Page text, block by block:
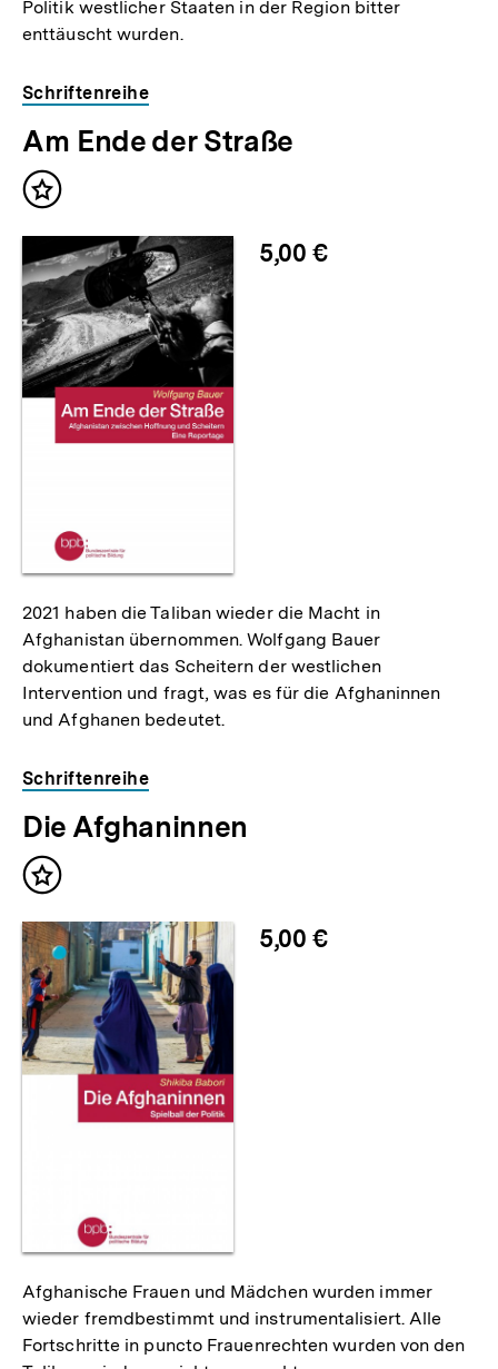
Politik westlicher Staaten in der Region bitter
enttäuscht wurden.
Schriftenreihe
Am Ende der Straße
Inhalt
5,00 €
2021 haben die Taliban wieder die Macht in
Afghanistan übernommen. Wolfgang Bauer
dokumentiert das Scheitern der westlichen
Intervention und fragt, was es für die Afghaninnen
und Afghanen bedeutet.
Schriftenreihe
Die Afghaninnen
Inhalt
5,00 €
Afghanische Frauen und Mädchen wurden immer
wieder fremdbestimmt und instrumentalisiert. Alle
Fortschritte in puncto Frauenrechten wurden von den